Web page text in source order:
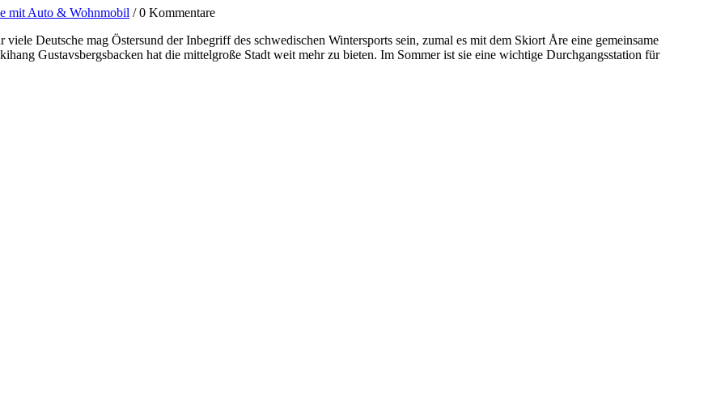
mit Auto & Wohnmobil /0 Kommentare
Deutsche mag Östersund der Inbegriff des schwedischen Wintersports sein, zumal es mit dem Skiort Åre eine gemeinsame
Gustavsbergsbacken hat die mittelgroße Stadt weit mehr zu bieten. Im Sommer ist sie eine wichtige Durchgangsstation für